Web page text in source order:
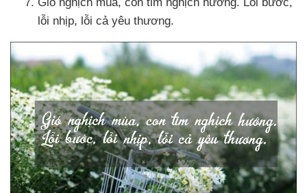
lỗi nhịp, lỗi cả yêu thương.